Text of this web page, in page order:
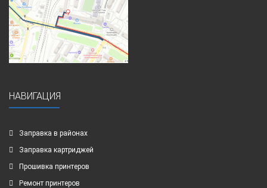
НАВИГАЦИЯ
Заправка в районах
Заправка картриджей
Прошивка принтеров
Ремонт принтеров